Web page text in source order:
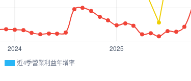
近4季營業利益年增率